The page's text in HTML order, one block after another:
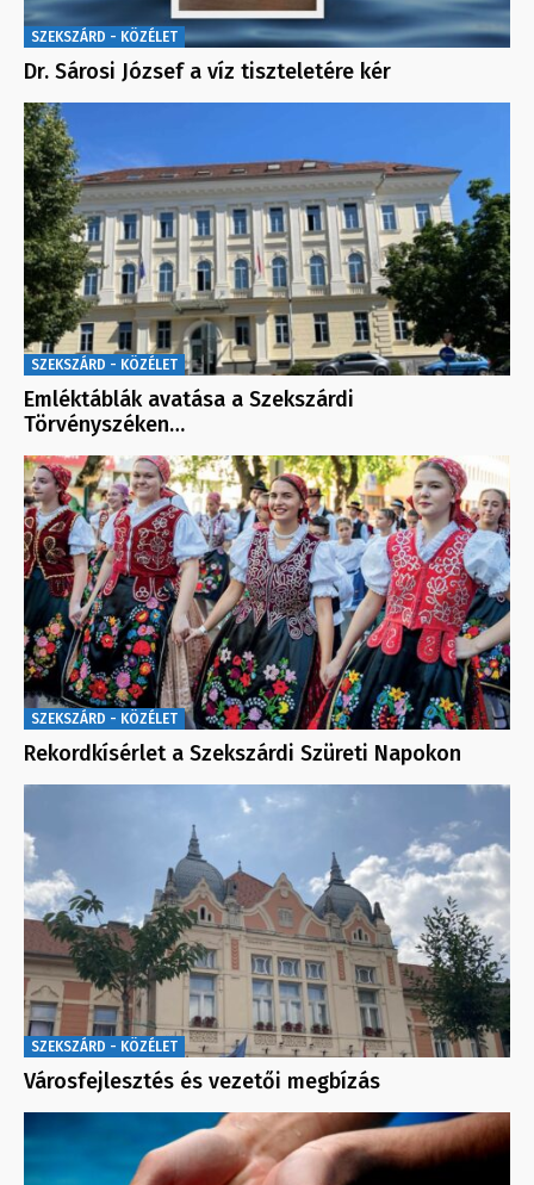
SZEKSZÁRD - KÖZÉLET
Dr. Sárosi József a víz tiszteletére kér
SZEKSZÁRD - KÖZÉLET
Emléktáblák avatása a Szekszárdi
Törvényszéken…
SZEKSZÁRD - KÖZÉLET
Rekordkísérlet a Szekszárdi Szüreti Napokon
SZEKSZÁRD - KÖZÉLET
Városfejlesztés és vezetői megbízás